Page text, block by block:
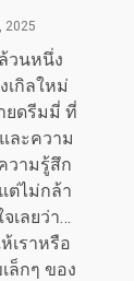
2025
วนหนึ่ง
เกิลใหม่
ยดรีมมี่ ที่
ละความ
วามรู้สึก
ต่ไม่กล้า
เลยว่า…
เราหรือ
ล็กๆ ของ